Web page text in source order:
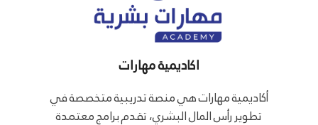
اكاديمية مهارات
أكاديمية مهارات هي منصة تدريبية متخصصة في
تطوير رأس المال البشري، تقدم برامج معتمدة